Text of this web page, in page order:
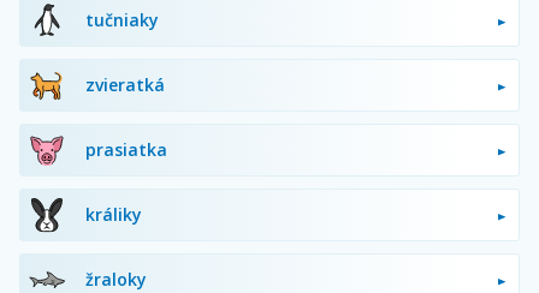
tučniaky
zvieratká
prasiatka
králiky
žraloky